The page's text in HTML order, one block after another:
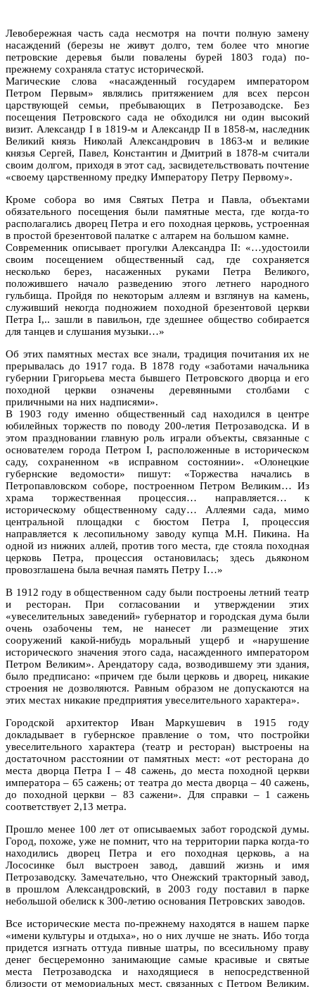
Левобережная часть сада несмотря на почти полную замену
насаждений (березы не живут долго, тем более что многие
петровские деревья были повалены бурей 1803 года) по-
прежнему сохраняла статус исторической.
Магические слова «насажденный государем императором
Петром Первым» являлись притяжением для всех персон
царствующей семьи, пребывающих в Петрозаводске. Без
посещения Петровского сада не обходился ни один высокий
визит. Александр I в 1819-м и Александр II в 1858-м, наследник
Великий князь Николай Александрович в 1863-м и великие
князья Сергей, Павел, Константин и Дмитрий в 1878-м считали
своим долгом, приходя в этот сад, засвидетельствовать почтение
«своему царственному предку Императору Петру Первому».
Кроме собора во имя Святых Петра и Павла, объектами
обязательного посещения были памятные места, где когда-то
располагались дворец Петра и его походная церковь, устроенная
в простой брезентовой палатке с алтарем на большом камне.
Современник описывает прогулки Александра II: «…удостоили
своим посещением общественный сад, где сохраняется
несколько берез, насаженных руками Петра Великого,
положившего начало разведению этого летнего народного
гульбища. Пройдя по некоторым аллеям и взглянув на камень,
служивший некогда подножием походной брезентовой церкви
Петра I,.. зашли в павильон, где здешнее общество собирается
для танцев и слушания музыки…»
Об этих памятных местах все знали, традиция почитания их не
прерывалась до 1917 года. В 1878 году «заботами начальника
губернии Григорьева места бывшего Петровского дворца и его
походной церкви означены деревянными столбами с
приличными на них надписями».
В 1903 году именно общественный сад находился в центре
юбилейных торжеств по поводу 200-летия Петрозаводска. И в
этом праздновании главную роль играли объекты, связанные с
основателем города Петром I, расположенные в историческом
саду, сохраненном «в исправном состоянии». «Олонецкие
губернские ведомости» пишут: «Торжества начались в
Петропавловском соборе, построенном Петром Великим… Из
храма торжественная процессия… направляется… к
историческому общественному саду… Аллеями сада, мимо
центральной площадки с бюстом Петра I, процессия
направляется к лесопильному заводу купца М.Н. Пикина. На
одной из нижних аллей, против того места, где стояла походная
церковь Петра, процессия остановилась; здесь дьяконом
провозглашена была вечная память Петру I…»
В 1912 году в общественном саду были построены летний театр
и ресторан. При согласовании и утверждении этих
«увеселительных заведений» губернатор и городская дума были
очень озабочены тем, не нанесет ли размещение этих
сооружений какой-нибудь моральный ущерб и «нарушение
исторического значения этого сада, насажденного императором
Петром Великим». Арендатору сада, возводившему эти здания,
было предписано: «причем где были церковь и дворец, никакие
строения не дозволяются. Равным образом не допускаются на
этих местах никакие предприятия увеселительного характера».
Городской архитектор Иван Маркушевич в 1915 году
докладывает в губернское правление о том, что постройки
увеселительного характера (театр и ресторан) выстроены на
достаточном расстоянии от памятных мест: «от ресторана до
места дворца Петра I – 48 сажень, до места походной церкви
императора – 65 сажень; от театра до места дворца – 40 сажень,
до походной церкви – 83 сажени». Для справки – 1 сажень
соответствует 2,13 метра.
Прошло менее 100 лет от описываемых забот городской думы.
Город, похоже, уже не помнит, что на территории парка когда-то
находились дворец Петра и его походная церковь, а на
Лососинке был выстроен завод, давший жизнь и имя
Петрозаводску. Замечательно, что Онежский тракторный завод,
в прошлом Александровский, в 2003 году поставил в парке
небольшой обелиск к 300-летию основания Петровских заводов.
Все исторические места по-прежнему находятся в нашем парке
«имени культуры и отдыха», но о них лучше не знать. Ибо тогда
придется изгнать оттуда пивные шатры, по всесильному праву
денег бесцеремонно занимающие самые красивые и святые
места Петрозаводска и находящиеся в непосредственной
близости от мемориальных мест, связанных с Петром Великим.